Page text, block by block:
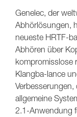
Genelec, der
Abhörlösungen,
neueste HRTF-
Abhören über
kompromisslose
Klangba-lance
allgemeine
2.1-Anwendung